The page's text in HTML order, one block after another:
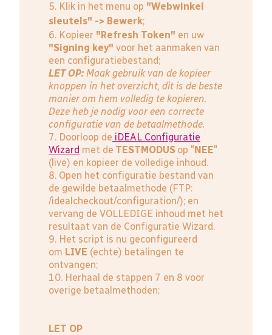
5. Klik in het menu op "Webwinkel
sleutels" -> Bewerk;
6. Kopieer "Refresh Token" en uw
"Signing key" voor het aanmaken van
een configuratiebestand;
LET OP: Maak gebruik van de kopieer
knoppen in het overzicht, dit is de beste
manier om hem volledig te kopieren.
Deze heb je nodig voor een correcte
configuratie van de betaalmethode.
7. Doorloop de iDEAL Configuratie
Wizard met de TESTMODUS op " NEE"
(live) en kopieer de volledige inhoud.
8. Open het configuratie bestand van
de gewilde betaalmethode (FTP:
/idealcheckout/configuration/); en
vervang de VOLLEDIGE inhoud met het
resultaat van de Configuratie Wizard.
9. Het script is nu geconfigureerd
om LIVE (echte) betalingen te
ontvangen;
10. Herhaal de stappen 7 en 8 voor
overige betaalmethoden;
LET OP